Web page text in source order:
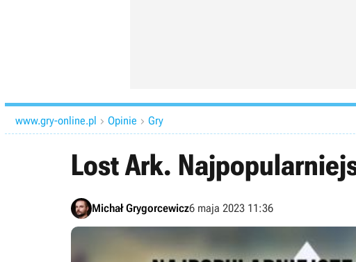
www.gry-online.pl  Opinie  Gry
Lost Ark.
Michał Grygorcewicz6 maja 2023 11:36